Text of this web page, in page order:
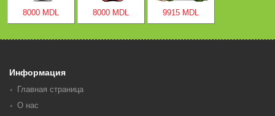
8000 MDL 8000 MDL 9915 MDL
Информация
Главная страница
О нас